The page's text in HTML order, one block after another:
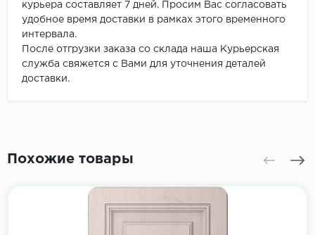
курьера составляет 7 дней. Просим Вас согласовать
удобное время доставки в рамках этого временного
интервала.
После отгрузки заказа со склада наша Курьерская
служба свяжется с Вами для уточнения деталей
доставки.
Похожие товары